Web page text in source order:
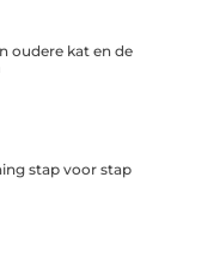
oudere kat en de
stap voor stap